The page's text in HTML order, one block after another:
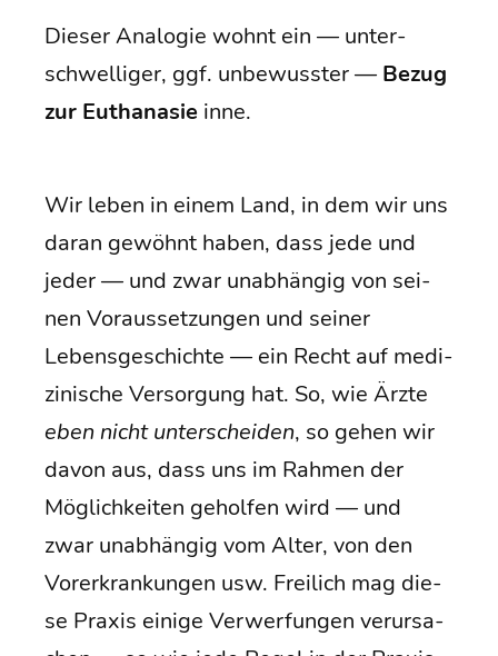
Die­ser Ana­lo­gie wohnt ein — unter­
schwel­li­ger, ggf. unbe­wuss­ter — Bezug
zur Eutha­na­sie inne.
Wir leben in einem Land, in dem wir uns
dar­an gewöhnt haben, dass jede und
jeder — und zwar unab­hän­gig von sei­
nen Vor­aus­set­zun­gen und sei­ner
Lebens­ge­schich­te — ein Recht auf medi­
zi­ni­sche Ver­sor­gung hat. So, wie Ärz­te
eben nicht unter­schei­den, so gehen wir
davon aus, dass uns im Rah­men der
Mög­lich­kei­ten gehol­fen wird — und
zwar unab­hän­gig vom Alter, von den
Vor­er­kran­kun­gen usw. Frei­lich mag die­
se Pra­xis eini­ge Ver­wer­fun­gen ver­ur­sa­